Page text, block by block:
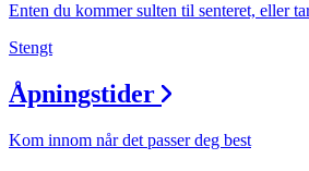
Enten du kommer sulten til senteret, eller
Stengt
Åpningstider
Kom innom når det passer deg best